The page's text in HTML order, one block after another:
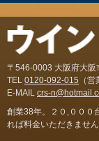
〒546-0003 大阪府大阪
TEL 0120-092-015 （
E-MAIL crs-
創業38年。２０,０００
れば料金いただきません